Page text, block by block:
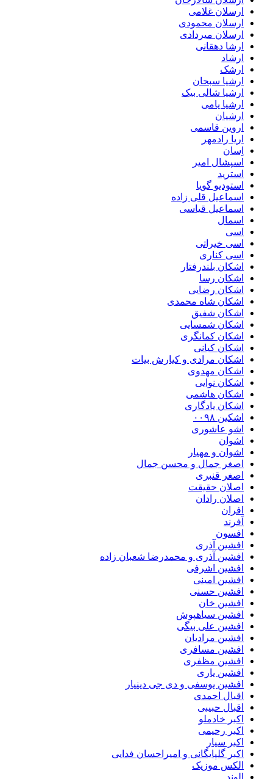
ارسلان غلامی
ارسلان محمودی
ارسلان میردادی
ارشا دهقانی
ارشاد
ارشک
ارشیا سبحان
ارشیا شالی بیک
ارشیا یامی
ارشیان
اروین قاسمی
اریا رادمهر
اِسان
اسپشال امیر
استرید
استودیو گویا
اسماعیل قلی زاده
اسماعیل قیاسی
اسمال
اسی
اسی خیراتی
اسی کناری
اشکان بلندرفتار
اشکان رسا
اشکان رضایی
اشکان شاه محمدی
اشکان شفیق
اشکان شمسایی
اشکان‌ کمانگری
اشکان کیانی
اشکان مرادی و کیارش بیات
اشکان مهدوی
اشکان نوایی
اشکان هاشمی
اشکان یادگاری
اشکین ۰۰۹۸
اشو عاشوری
اشوان
اشوان و مهیار
اصغر جمال و محسن جمال
اصغر قنبری
اصلان حقیقت
اصلان رادان
افران
اَفرند
افسون
افشین آذری
افشین آذری و محمدرضا شعبان زاده
افشین اشرفی
افشین امینی
افشین حسنی
افشین خان
افشین سیاهپوش
افشین علی بیگی
افشین مرادیان
افشین مسافری
افشین مظفری
افشین یاری
افشین یوسفی و دی جی دینیار
اقبال احمدی
اقبال حبیبی
اکبر خادملو
اکبر رحیمی
اکبر سیار
اکبر گلپایگانی و امیراحسان فدایی
الکس موزیک
الوند